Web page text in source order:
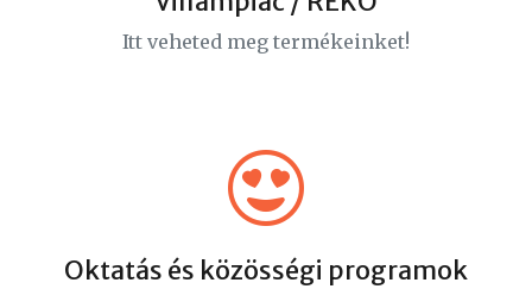
Itt veheted meg termékeinket!
Oktatás és közösségi programok